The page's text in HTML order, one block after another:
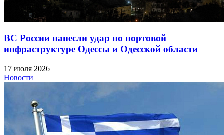
ВС России нанесли удар по портовой
инфраструктуре Одессы и Одесской области
17 июля 2026
Новости